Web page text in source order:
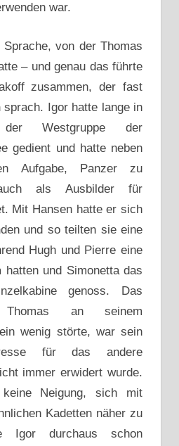
war.
von der Thomas
– und genau das führte
zusammen, der fast
Igor hatte lange in
Westgruppe der
gedient und hatte neben
Aufgabe, Panzer zu
auch als Ausbilder für
Mit Hansen hatte er sich
und so teilten sie eine
Hugh und Pierre eine
hatten und Simonetta das
genoss. Das
an seinem
wenig störte, war sein
für das andere
immer erwidert wurde.
keine Neigung, sich mit
Kadetten näher zu
Igor durchaus schon